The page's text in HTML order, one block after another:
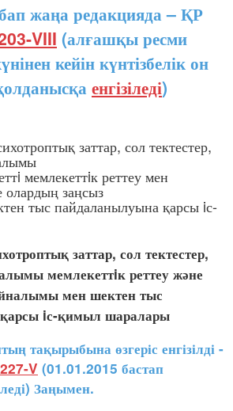
жаңа редакцияда – ҚР
VIII (алғашқы ресми
кейін күнтізбелік он
енгізіледі)
заттар, сол тектестер,
мемлекеттiк реттеу мен
заңсыз
тыс пайдаланылуына қарсы iс-
заттар, сол тектестер,
мемлекеттiк реттеу және
мен шектен тыс
iс-қимыл шаралары
тақырыбына өзгеріс енгізілді -
V (01.01.2015 бастап
Заңымен.